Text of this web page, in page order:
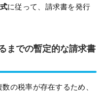
に従って、請求書を発行
までの暫定的な請求書
の税率が存在するため、